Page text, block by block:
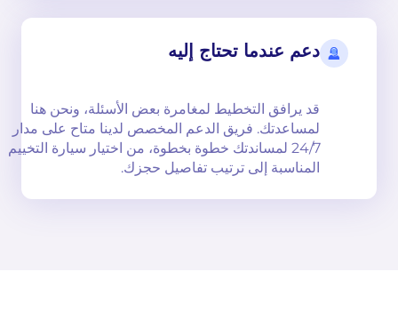
دعم عندما تحتاج إليه
قد يرافق التخطيط لمغامرة بعض الأسئلة، ونحن هنا
لمساعدتك. فريق الدعم المخصص لدينا متاح على مدار
24/7 لمساندتك خطوة بخطوة، من اختيار سيارة التخييم
المناسبة إلى ترتيب تفاصيل حجزك.